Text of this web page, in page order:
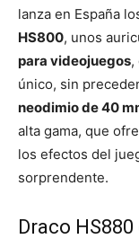
lanza en España
HS800, unos
para videojuegos,
único, sin
neodimio de 40
alta gama, que
los efectos del
sorprendente.
Draco